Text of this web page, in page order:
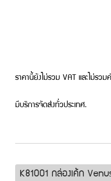
ราคานี้ยังไม่รวม VAT และไม่รวม
มีบริการจัดส่งทั่วประเทศ.
K81001 กล่องเค้ก